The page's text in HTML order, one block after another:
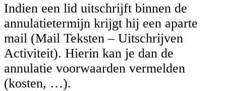
Indien een lid uitschrijft binnen de
annulatietermijn krijgt hij een aparte
mail (Mail Teksten – Uitschrijven
Activiteit). Hierin kan je dan de
annulatie voorwaarden vermelden
(kosten, …).